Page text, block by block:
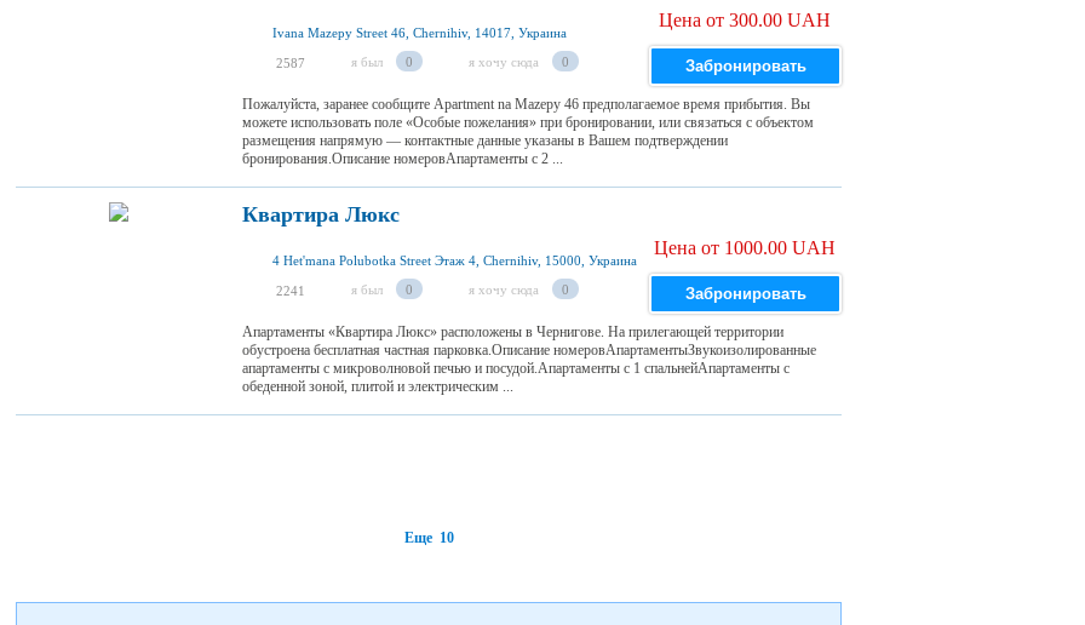
Ivana Mazepy Street 46, Chernihiv, 14017, Украина
2587 я был 0 я хочу сюда 0
Цена от 300.00 UAH
Забронировать
Пожалуйста, заранее сообщите Apartment na Mazepy 46 предполагаемое время прибытия. Вы
можете использовать поле «Особые пожелания» при бронировании, или связаться с объектом
размещения напрямую — контактные данные указаны в Вашем подтверждении
бронирования.Описание номеровАпартаменты с 2 ...
Квартира Люкс
4 Het'mana Polubotka Street Этаж 4, Chernihiv, 15000, Украина
2241 я был 0 я хочу сюда 0
Цена от 1000.00 UAH
Забронировать
Апартаменты «Квартира Люкс» расположены в Чернигове. На прилегающей территории
обустроена бесплатная частная парковка.Описание номеровАпартаментыЗвукоизолированные
апартаменты с микроволновой печью и посудой.Апартаменты с 1 спальнейАпартаменты с
обеденной зоной, плитой и электрическим ...
Еще 10